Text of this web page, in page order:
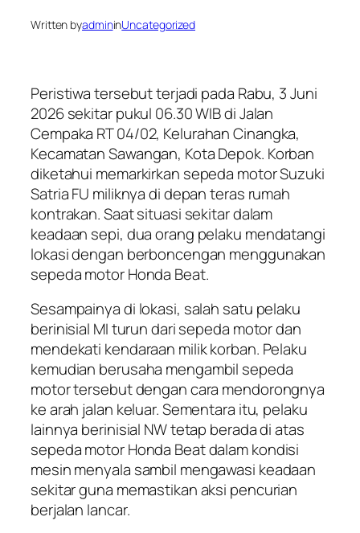
Written byadmininUncategorized
Peristiwa tersebut terjadi pada Rabu, 3 Juni
2026 sekitar pukul 06.30 WIB di Jalan
Cempaka RT 04/02, Kelurahan Cinangka,
Kecamatan Sawangan, Kota Depok. Korban
diketahui memarkirkan sepeda motor Suzuki
Satria FU miliknya di depan teras rumah
kontrakan. Saat situasi sekitar dalam
keadaan sepi, dua orang pelaku mendatangi
lokasi dengan berboncengan menggunakan
sepeda motor Honda Beat.
Sesampainya di lokasi, salah satu pelaku
berinisial MI turun dari sepeda motor dan
mendekati kendaraan milik korban. Pelaku
kemudian berusaha mengambil sepeda
motor tersebut dengan cara mendorongnya
ke arah jalan keluar. Sementara itu, pelaku
lainnya berinisial NW tetap berada di atas
sepeda motor Honda Beat dalam kondisi
mesin menyala sambil mengawasi keadaan
sekitar guna memastikan aksi pencurian
berjalan lancar.